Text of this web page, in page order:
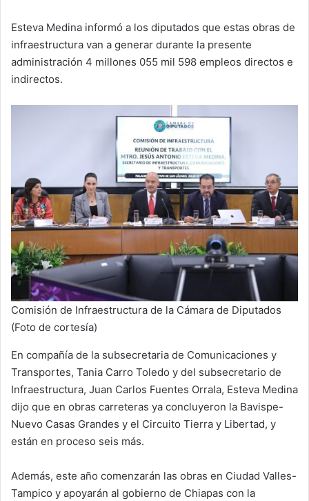
Esteva Medina informó a los diputados que estas obras de
infraestructura van a generar durante la presente
administración 4 millones 055 mil 598 empleos directos e
indirectos.
Comisión de Infraestructura de la Cámara de Diputados
(Foto de cortesía)
En compañía de la subsecretaria de Comunicaciones y
Transportes, Tania Carro Toledo y del subsecretario de
Infraestructura, Juan Carlos Fuentes Orrala, Esteva Medina
dijo que en obras carreteras ya concluyeron la Bavispe-
Nuevo Casas Grandes y el Circuito Tierra y Libertad, y
están en proceso seis más.
Además, este año comenzarán las obras en Ciudad Valles-
Tampico y apoyarán al gobierno de Chiapas con la